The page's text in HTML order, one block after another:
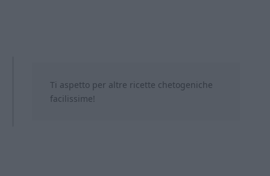
Ti aspetto per altre ricette chetogeniche
facilissime!